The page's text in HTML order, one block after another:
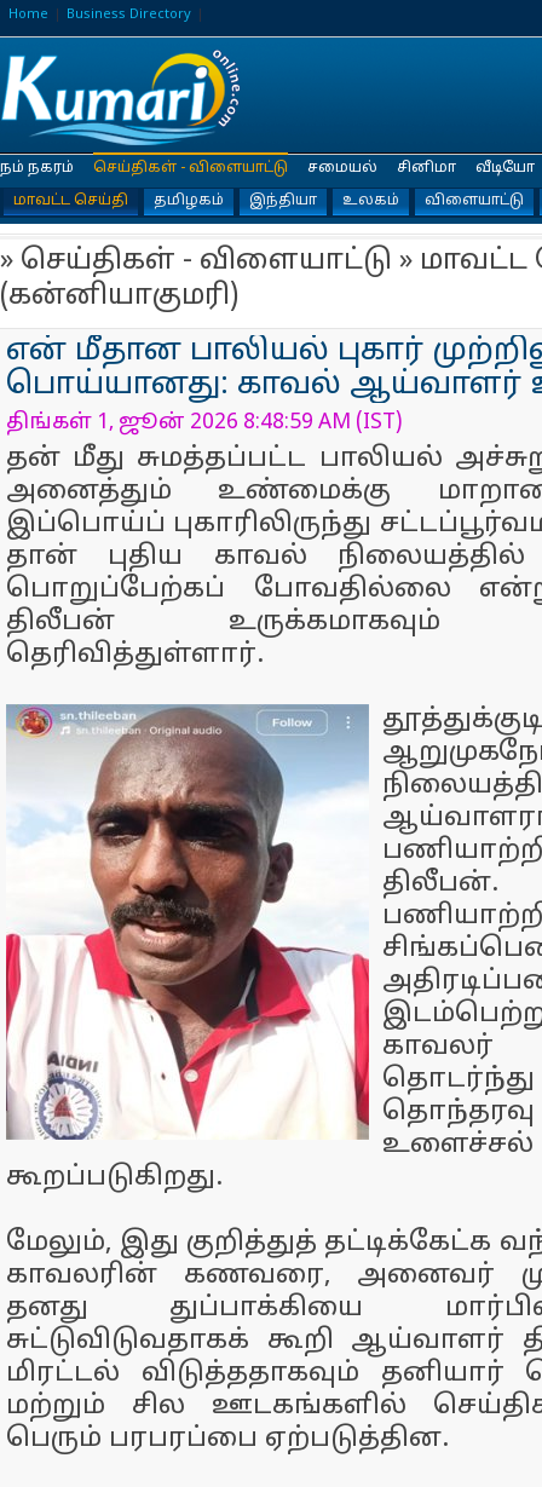
Home Business Directory
நம் நகரம்
செய்திகள் - விளையாட்டு
மாவட்ட செய்தி
தமிழகம் இந்தியா உலகம் விளையாட்டு
சமையல் சினிமா வீடியோ
» செய்திகள் - விளையாட்டு » மாவட்ட
(கன்னியாகுமரி)
என் மீதான பாலியல் புகார்
பொய்யானது: காவல் ஆய்வாளர்
திங்கள் 1, ஜூன் 2026 8:48:59 AM (IST)
தன் மீது சுமத்தப்பட்ட பாலியல்
அனைத்தும் உண்மைக்கு
இப்பொய்ப் புகாரிலிருந்து
தான் புதிய காவல்
பொறுப்பேற்கப் போவதில்லை
திலீபன் உருக்கமாகவும்
தெரிவித்துள்ளார்.
காவலர்
உளைச்சல்
கூறப்படுகிறது.
மேலும், இது குறித்துத்
காவலரின் கணவரை, அனைவர்
தனது துப்பாக்கியை
சுட்டுவிடுவதாகக் கூறி
மிரட்டல் விடுத்ததாகவும் தனியார்
மற்றும் சில ஊடகங்களில்
பெரும் பரபரப்பை ஏற்படுத்தின.